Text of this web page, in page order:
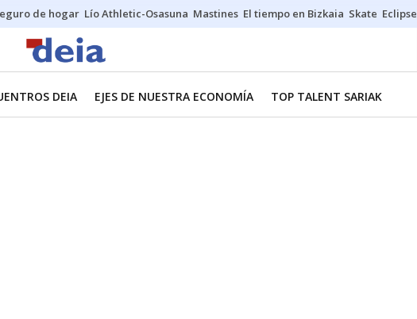
de hogar Lío Athletic-Osasuna Mastines El tiempo en Bizkaia Skate Eclipse
DEIA EJES DE NUESTRA ECONOMÍA TOP TALENT SARIAK